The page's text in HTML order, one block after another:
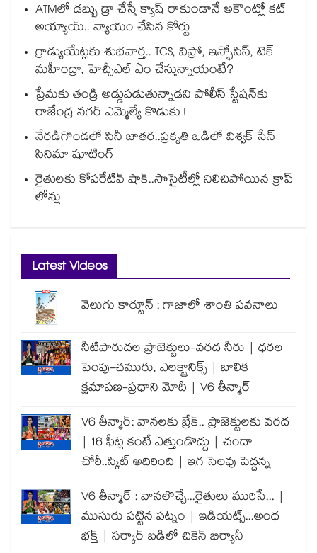
ATMలో డబ్బు డ్రా చేస్తే క్యాష్ రాకుండానే అకౌంట్లో కట్
అయ్యాయ్.. న్యాయం చేసిన కోర్టు
గ్రాడ్యుయేట్లకు శుభవార్త.. TCS, విప్రో, ఇన్ఫోసిస్, టెక్
మహీంద్రా, హెచ్సీఎల్ ఏం చేస్తున్నాయంటే?
ప్రేమకు తండ్రి అడ్డుపడుతున్నాడని పోలీస్ స్టేషన్⁪కు
రాజేంద్ర నగర్ ఎమ్మెల్యే కొడుకు !
నేరడిగొండలో సినీ జాతర..ప్రకృతి ఒడిలో విశ్వక్ సేన్
సినిమా షూటింగ్
రైతులకు కోపరేటివ్ షాక్..సొసైటీల్లో నిలిచిపోయిన క్రాప్
లోన్లు
Latest Videos
వెలుగు కార్టూన్ : గాజాలో శాంతి పవనాలు
నీటిపారుదల ప్రాజెక్టులు-వరద నీరు | ధరల
పెంపు-చమురు, ఎలక్ట్రానిక్స్ | బాలిక
క్షమాపణ-ప్రధాని మోదీ | V6 తీన్మార్
V6 తీన్మార్: వానలకు బ్రేక్.. ప్రాజెక్టులకు వరద
| 16 ఫీట్ల కంటే ఎత్తుండొద్దు | చందా
చోరీ..స్కిట్ అదిరింది | ఇగ సెలవు పెద్దన్న
V6 తీన్మార్ : వానలొచ్చే...రైతులు మురిసే... |
ముసురు పట్టిన పట్నం | ఇడియట్స్...అంధ
భక్త్ | సర్కార్ బడిలో చికెన్ బిర్యానీ